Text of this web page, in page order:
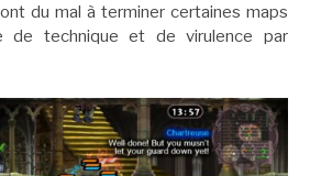
du mal à terminer certaines maps
de technique et de virulence par